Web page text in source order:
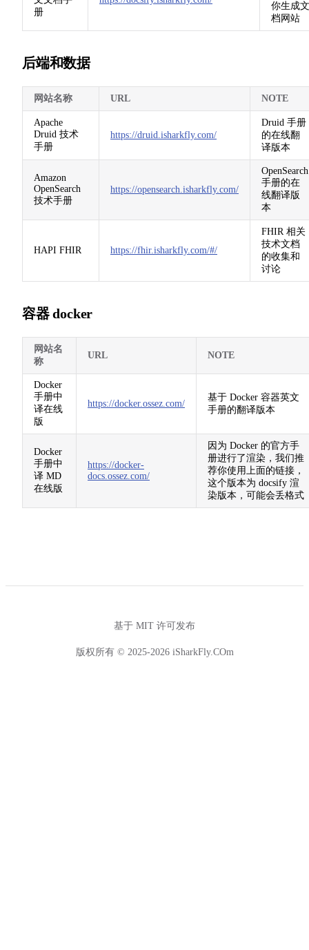
册
你生成文
档网站
后端和数据
网站名称 URL NOTE
Apache
Druid 技术
手册
https://druid.isharkfly.com/
Druid 手册
的在线翻
译版本
Amazon
OpenSearch
技术手册
https://opensearch.isharkfly.com/
OpenSearch
手册的在
线翻译版
本
HAPI FHIR https://fhir.isharkfly.com/#/
FHIR 相关
技术文档
的收集和
讨论
容器 docker
网站名
称
URL NOTE
Docker
手册中
译在线
版
https://docker.ossez.com/
基于 Docker 容器英文
手册的翻译版本
Docker
手册中
译 MD
在线版
https://docker-
docs.ossez.com/
因为 Docker 的官方手
册进行了渲染，我们推
荐你使用上面的链接，
这个版本为 docsify 渲
染版本，可能会丢格式
基于 MIT 许可发布
版权所有 © 2025-2026 iSharkFly.COm